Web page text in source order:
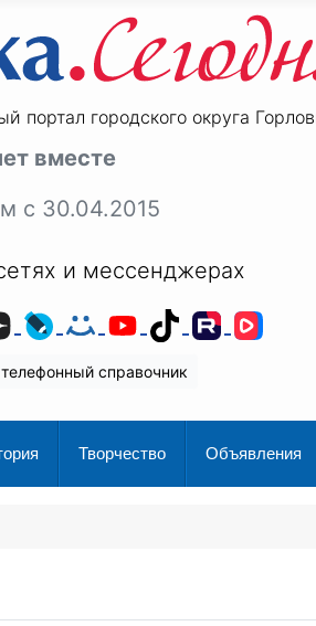
портал городского округа
вместе
с 30.04.2015
и мессенджерах
ДзенLiveJournal
Мой Мир
YouTube
TikTokRutube
справочник
Творчество Объявления